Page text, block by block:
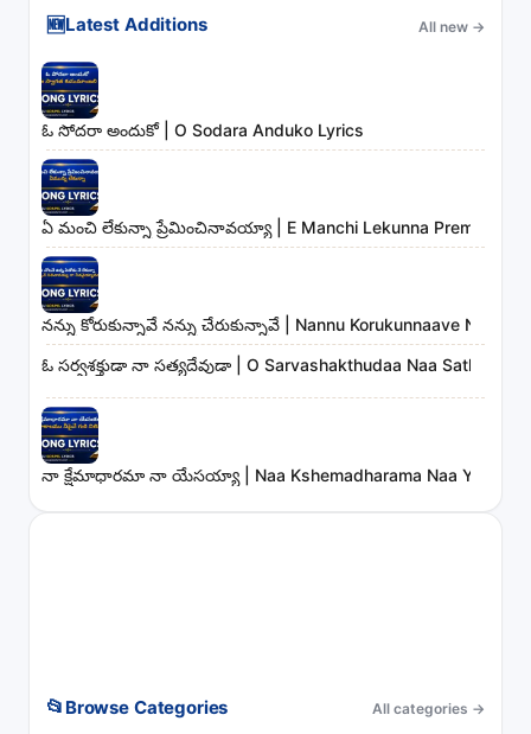
🆕Latest Additions All new →
ఓ సోదరా అందుకో | O Sodara Anduko Lyrics
ఏ మంచి లేకున్నా ప్రేమించినావయ్యా | E Manchi Lekunna
నన్ను కోరుకున్నావే నన్ను చేరుకున్నావే | Nannu Korukunnaave Nannu
ఓ సర్వశక్తుడా నా సత్యదేవుడా | O Sarvashakthudaa Naa
నా క్షేమాధారమా నా యేసయ్యా | Naa Kshemadharama Naa Yesayya
📂 Browse Categories All categories →